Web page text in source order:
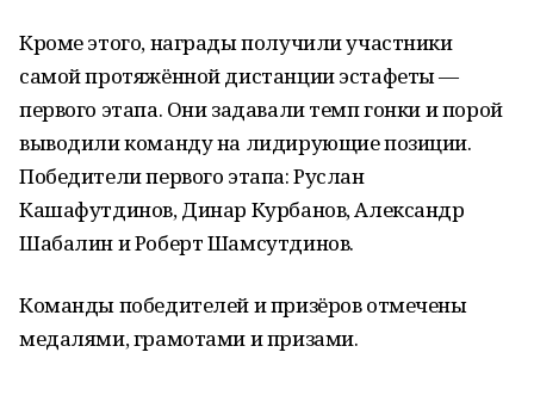
Кроме этого, награды получили участники
самой протяжённой дистанции эстафеты —
первого этапа. Они задавали темп гонки и порой
выводили команду на лидирующие позиции.
Победители первого этапа: Руслан
Кашафутдинов, Динар Курбанов, Александр
Шабалин и Роберт Шамсутдинов.
Команды победителей и призёров отмечены
медалями, грамотами и призами.